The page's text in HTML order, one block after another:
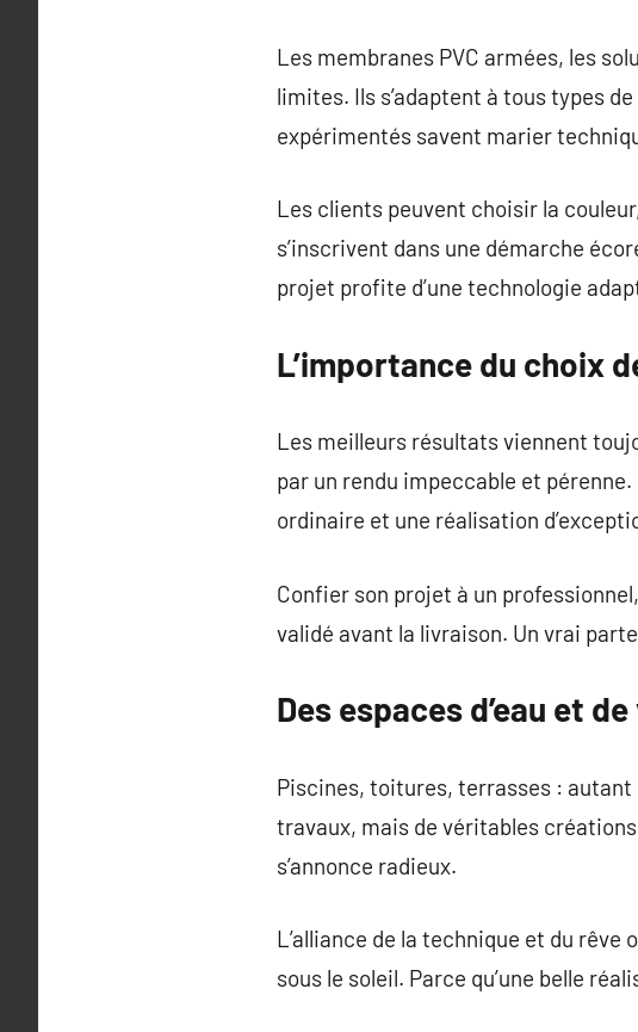
Les membranes PVC armées, les
limites. Ils s’adaptent à tous types
expérimentés savent marier
Les clients peuvent choisir la
s’inscrivent dans une démarche
projet profite d’une technologie
L’importance du choix
Les meilleurs résultats viennent
par un rendu impeccable et
ordinaire et une réalisation
Confier son projet à un
validé avant la livraison. Un vrai
Des espaces d’eau et
Piscines, toitures, terrasses : autant
travaux, mais de véritables
s’annonce radieux.
L’alliance de la technique et du
sous le soleil. Parce qu’une belle